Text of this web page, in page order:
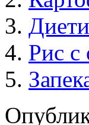
Рис с